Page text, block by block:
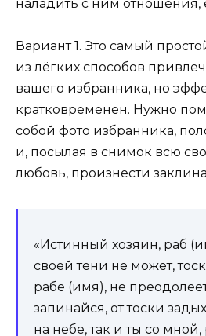
наладить с ним отношения,
Вариант 1. Это самый
из лёгких способов
вашего избранника, но
кратковременен. Нужно
собой фото избранника,
и, посылая в снимок всю
любовь, произнести
«Истинный хозяин, раб
своей тени не может,
рабе (имя), не
запинайся, от тоски
на небе, так и ты со мной,